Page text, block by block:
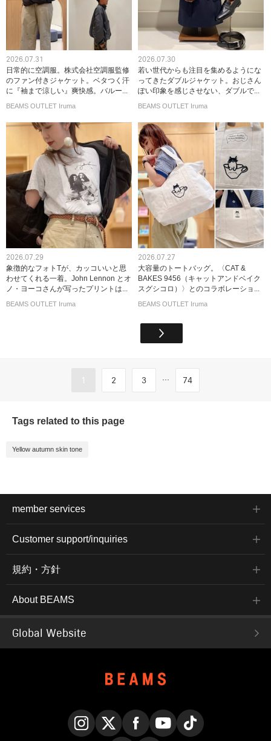
2026.07.31
日常的に空調服。株式会社空調服監修
のファン付きジャケット。ベタつく汗
に『袖まで涼しい』爽快感。バルー...
BEAMS OUTLET Iruma
2026.07.30
若い世代からも注目を集めるようにな
ってきたダブルジャケット。おじさん
ぽい印象を感じさせない、ダブルで...
BEAMS OUTLET Iruma
2026.07.29
象徴的なフォトTが、カッコいいと思
わせてくれる一着。John Lennon とオ
ノ・ヨーコさんが写ったプリントは...
BEAMS OUTLET Iruma
2026.07.27
大容量のトートバッグ。〈CAT &
BAKES 9456（キャットアンドベイク
スグシコロ）〉とのコラボレーショ...
BEAMS OUTLET Iruma
1 2 3 ... 74
Tags related to this page
Yellow autumn skin tone
member services
Customer support/inquiries
規約・方針
About BEAMS
Global Website